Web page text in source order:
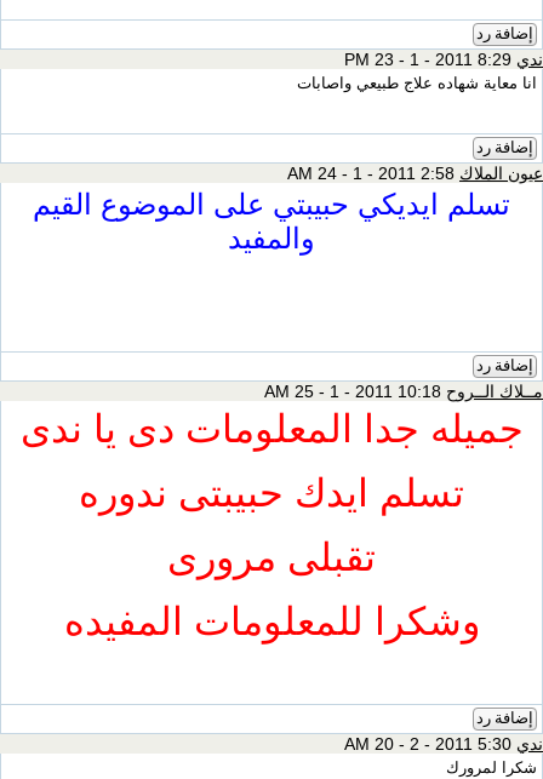
إضافة رد
ندي
انا معاية شهاده علاج طبيعي واصابات
إضافة رد
عيون الملاك
تسلم ايديكي حبيبتي على الموضوع القيم
والمفيد
إضافة رد
مــلاك الــروح
جميله جدا المعلومات دى يا ندى
تسلم ايدك حبيبتى ندوره
تقبلى مرورى
وشكرا للمعلومات المفيده
إضافة رد
ندي
شكرا لمرورك